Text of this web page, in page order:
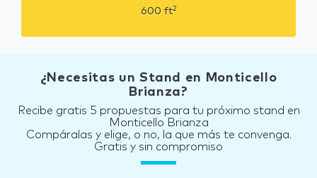
600 ft2
¿Necesitas un Stand en Monticello
Brianza?
Recibe gratis 5 propuestas para tu próximo stand en
Monticello Brianza
Compáralas y elige, o no, la que más te convenga.
Gratis y sin compromiso